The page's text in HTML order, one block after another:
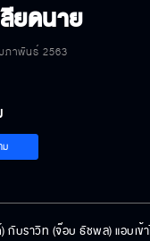
ยดนาย
าพันธ์ 2563
ม
กับราวิท (จ๊อบ ธัชพล) แอบเ